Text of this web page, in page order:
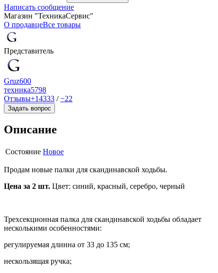
Написать сообщение
Магазин "ТехникаСервис"
О продавцеВсе товары
Представитель
Gruz600
техника5798
Отзывы+14333 /−22
Задать вопрос
Описание
Состояние Новое
Продам новые палки для скандинавской ходьбы.
Цена за 2 шт. Цвет: синий, красный, серебро, черный
Трехсекционная палка для скандинавской ходьбы обладает
несколькими особенностями:
регулируемая длинна от 33 до 135 см;
нескользящая ручка;